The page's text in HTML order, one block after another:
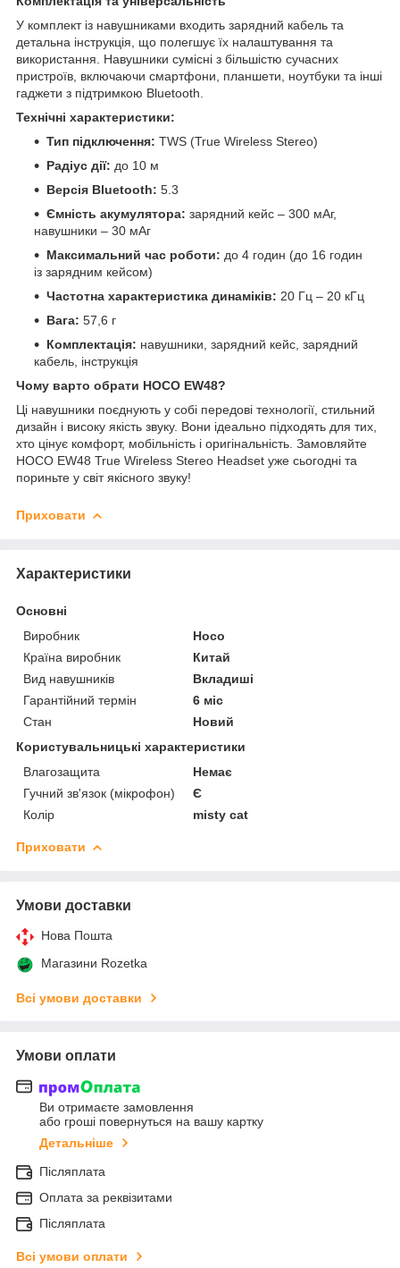
У комплект із навушниками входить зарядний кабель та
детальна інструкція, що полегшує їх налаштування та
використання. Навушники сумісні з більшістю сучасних
пристроїв, включаючи смартфони, планшети, ноутбуки та інші
гаджети з підтримкою Bluetooth.
Технічні характеристики:
Тип підключення: TWS (True Wireless Stereo)
Радіус дії: до 10 м
Версія Bluetooth: 5.3
Ємність акумулятора: зарядний кейс – 300 мАг,
навушники – 30 мАг
Максимальний час роботи: до 4 годин (до 16 годин
із зарядним кейсом)
Частотна характеристика динаміків: 20 Гц – 20 кГц
Вага: 57,6 г
Комплектація: навушники, зарядний кейс, зарядний
кабель, інструкція
Чому варто обрати HOCO EW48?
Ці навушники поєднують у собі передові технології, стильний
дизайн і високу якість звуку. Вони ідеально підходять для тих,
хто цінує комфорт, мобільність і оригінальність. Замовляйте
HOCO EW48 True Wireless Stereo Headset уже сьогодні та
пориньте у світ якісного звуку!
Приховати
Характеристики
Основні
Виробник
Hoco
Країна виробник
Китай
Вид навушників
Вкладиші
Гарантійний термін
6 міс
Стан
Новий
Користувальницькі характеристики
Влагозащита
Немає
Гучний зв'язок (мікрофон)
Є
Колір
misty cat
Приховати
Умови доставки
Нова Пошта
Магазини Rozetka
Всі умови доставки
Умови оплати
Ви отримаєте замовлення
або гроші повернуться на вашу картку
Детальніше
Післяплата
Оплата за реквізитами
Післяплата
Всі умови оплати